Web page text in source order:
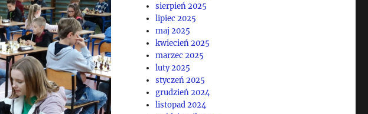
sierpień 2025
lipiec 2025
maj 2025
kwiecień 2025
marzec 2025
luty 2025
styczeń 2025
grudzień 2024
listopad 2024